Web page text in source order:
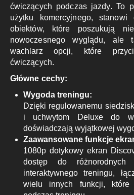
ćwiczących podczas jazdy. To
użytku komercyjnego, stanowi
obiektów, które poszukują
nowoczesnego wyglądu, ale
wachlarz opcji, które
ćwiczących.
Główne cechy:
Wygoda treningu:
Dzięki regulowanemu
i uchwytom Deluxe do
doświadczają wyjątkowej
Zaawansowane funkcje
1080p dotykowy ekran
dostęp do różnorodnych
interaktywnego treningu,
wielu innych funkcji, które